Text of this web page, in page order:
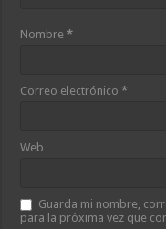
Nombre*
Correo electrónico*
Web
Guarda mi nombre,
para la próxima vez que